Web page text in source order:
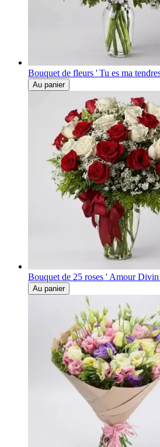
Bouquet de fleurs ' Tu es ma
Au panier
Bouquet de 25 roses ' Amour
Au panier